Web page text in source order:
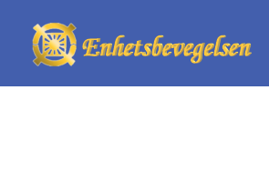
content